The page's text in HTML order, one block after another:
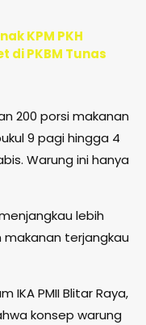
KPM PKH
di PKBM Tunas
200 porsi makanan
9 pagi hingga 4
Warung ini hanya
lebih
terjangkau
IKA PMII Blitar Raya,
konsep warung